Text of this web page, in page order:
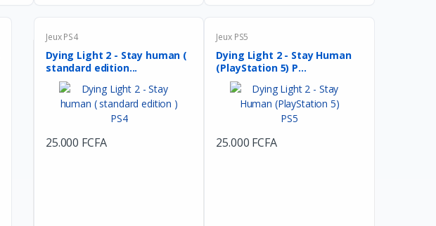
Jeux PS4
Dying Light 2 - Stay human (
standard edition...
25.000 FCFA
Jeux PS5
Dying Light 2 - Stay Human
(PlayStation 5) P...
25.000 FCFA